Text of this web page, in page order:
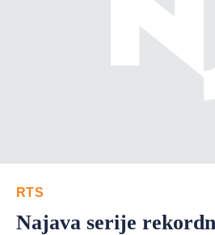
RTS
Najava serije